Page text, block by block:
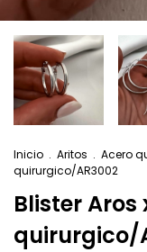
Inicio . Aritos . Acero
quirurgico/AR3002
Blister Aros
quirurgico/